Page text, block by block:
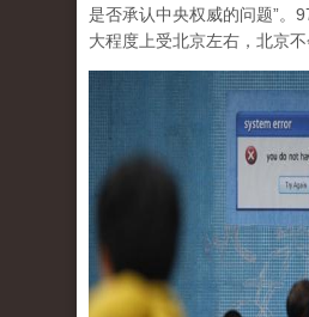
是否承认中央权威的问题”。
大程度上受北京左右，北京不